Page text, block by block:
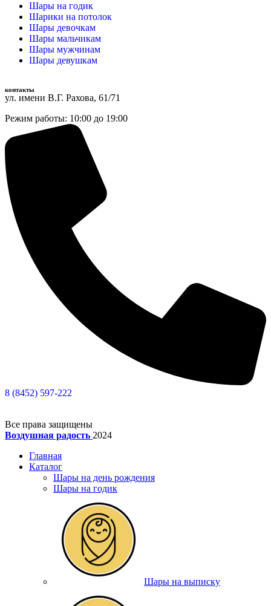
Шары на годик
Шарики на потолок
Шары девочкам
Шары мальчикам
Шары мужчинам
Шары девушкам
контакты
ул. имени В.Г. Рахова, 61/71
Режим работы: 10:00 до 19:00
8 (8452) 597-222
Все права защищены
Воздушная радость 2024
Главная
Каталог
Шары на день рождения
Шары на годик
Шары на выписку